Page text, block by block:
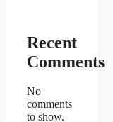
Recent
Comments
No
comments
to show.